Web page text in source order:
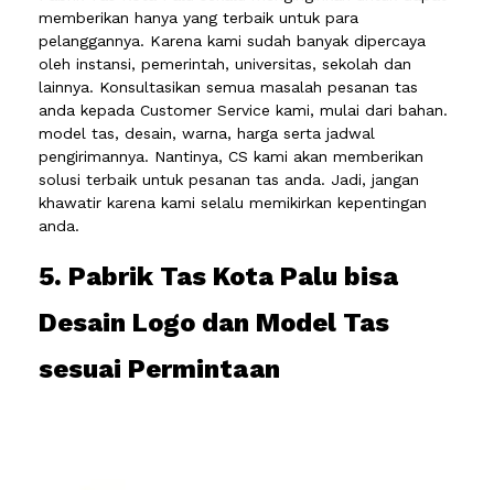
memberikan hanya yang terbaik untuk para
pelanggannya. Karena kami sudah banyak dipercaya
oleh instansi, pemerintah, universitas, sekolah dan
lainnya. Konsultasikan semua masalah pesanan tas
anda kepada Customer Service kami, mulai dari bahan.
model tas, desain, warna, harga serta jadwal
pengirimannya. Nantinya, CS kami akan memberikan
solusi terbaik untuk pesanan tas anda. Jadi, jangan
khawatir karena kami selalu memikirkan kepentingan
anda.
5. Pabrik Tas Kota Palu bisa
Desain Logo dan Model Tas
sesuai Permintaan